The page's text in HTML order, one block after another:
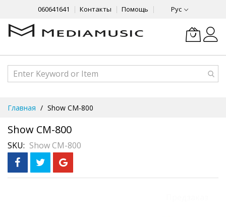
060641641 Контакты Помощь Рус
Content
Главная Show CM-800
Show CM-800
SKU Show CM-800